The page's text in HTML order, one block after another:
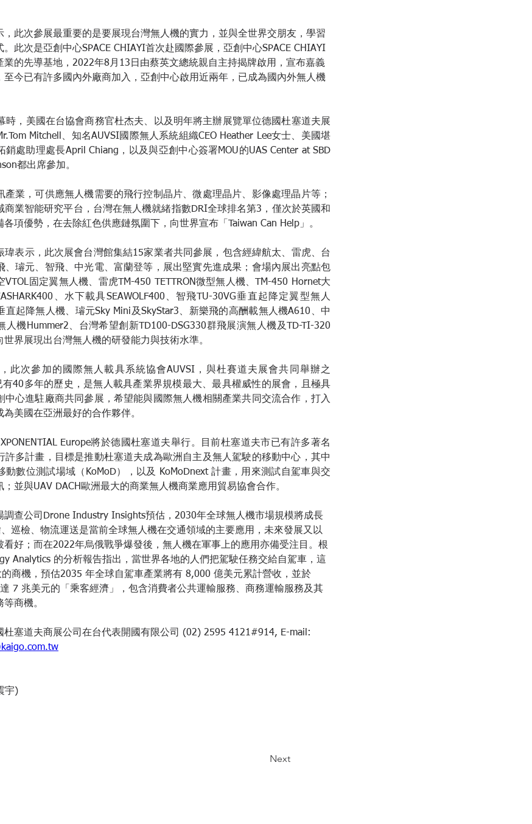
，此次參展最重要的是要展現台灣無人機的實力，並與全世界交朋友，學習
此次是亞創中心SPACE CHIAYI首次赴國際參展，亞創中心SPACE CHIAYI
業的先導基地，2022年8月13日由蔡英文總統親自主持揭牌啟用，宣布嘉義
至今已有許多國內外廠商加入，亞創中心啟用近兩年，已成為國內外無人機
時，美國在台協會商務官杜杰夫、以及明年將主辦展覽單位德國杜塞道夫展
Mitchell、知名AUVSI國際無人系統組織CEO Heather Lee女士、美國堪
銷處助理處長April Chiang，以及與亞創中心簽署MOU的UAS Center at SBD
都出席參加。
產業，可供應無人機需要的飛行控制晶片、微處理晶片、影像處理晶片等；
商業智能研究平台，台灣在無人機就緒指數DRI全球排名第3，僅次於英國和
項優勢，在去除紅色供應鏈氛圍下，向世界宣布「Taiwan Can Help」。
瑋表示，此次展會台灣館集結15家業者共同參展，包含經緯航太、雷虎、台
、璿元、智飛、中光電、富蘭登等，展出堅實先進成果；會場內展出亮點包
VTOL固定翼無人機、雷虎TM-450 TETTRON微型無人機、TM-450 Hornet大
、水下載具SEAWOLF400、智飛TU-30VG垂直起降定翼型無人
直起降無人機、璿元Sky Mini及SkyStar3、新樂飛的高酬載無人機A610、中
人機Hummer2、台灣希望創新TD100-DSG330群飛展演無人機及TD-TI-320
界展現出台灣無人機的研發能力與技術水準。
此次參加的國際無人載具系統協會AUVSI，與杜賽道夫展會共同舉辦之
有40多年的歷史，是無人載具產業界規模最大、最具權威性的展會，且極具
中心進駐廠商共同參展，希望能與國際無人機相關產業共同交流合作，打入
美國在亞洲最好的合作夥伴。
Europe將於德國杜塞道夫舉行。目前杜塞道夫市已有許多著名
許多計畫，目標是推動杜塞道夫成為歐洲自主及無人駕駛的移動中心，其中
動數位測試場域（KoMoD），以及 KoMoDnext 計畫，用來測試自駕車與交
並與UAV DACH歐洲最大的商業無人機商業應用貿易協會合作。
調查公司Drone Industry Insights預估，2030年全球無人機市場規模將成長
巡檢、物流運送是當前全球無人機在交通領域的主要應用，未來發展又以
看好；而在2022年烏俄戰爭爆發後，無人機在軍事上的應用亦備受注目。根
Analytics 的分析報告指出，當世界各地的人們把駕駛任務交給自駕車，這
商機，預估2035 年全球自駕車產業將有 8,000 億美元累計營收，並於
7 兆美元的「乘客經濟」，包含消費者公共運輸服務、商務運輸服務及其
商機。
杜塞道夫商展公司在台代表開國有限公司 (02) 2595 4121#914, E-mail:
宇)
Next